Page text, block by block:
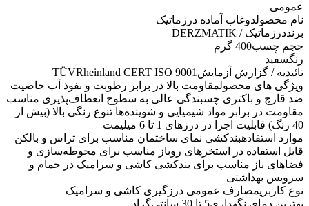
عمومی
نام محصولدوغاب آماده درزماتیک
برنددرزماتیک / DERZMATIK
حجم چسب400 گرم
رنگسفید
تائیدیه / گزارش آزمایش TÜVRheinland CERT ISO 9001
ویژگی های محصولمقاومت بالا در برابر رطوبت و نفوذ آب خاصیت
ضد قارچ و باکتری چسبندگی عالی به سطوح انعطاف‌پذیری مناسب
مقاومت در برابر مواد شیمیایی و شوینده‌ها تنوع رنگی بالا (بیش از
40 رنگ) قابلیت اجرا در درزهای 1 تا 6 میلیمت
موارد استفادهبندکشی نمای ساختمان مناسب برای تراس و بالکن
قابل استفاده در استخرهای روباز مناسب برای محوطه‌سازی و
فضاهای باز مناسب برای بندکشی کاشی و سرامیک در حمام و
سرویس بهداشتی
نوع کاربریمصارف عمومی درزگیری کاشی و سرامیک